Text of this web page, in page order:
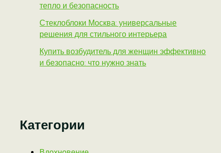
тепло и безопасность
Стеклоблоки Москва: универсальные
решения для стильного интерьера
Купить возбудитель для женщин эффективно
и безопасно: что нужно знать
Категории